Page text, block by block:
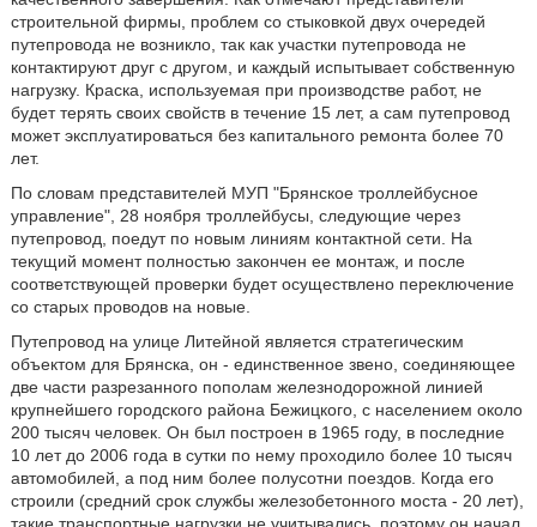
строительной фирмы, проблем со стыковкой двух очередей
путепровода не возникло, так как участки путепровода не
контактируют друг с другом, и каждый испытывает собственную
нагрузку. Краска, используемая при производстве работ, не
будет терять своих свойств в течение 15 лет, а сам путепровод
может эксплуатироваться без капитального ремонта более 70
лет.
По словам представителей МУП "Брянское троллейбусное
управление", 28 ноября троллейбусы, следующие через
путепровод, поедут по новым линиям контактной сети. На
текущий момент полностью закончен ее монтаж, и после
соответствующей проверки будет осуществлено переключение
со старых проводов на новые.
Путепровод на улице Литейной является стратегическим
объектом для Брянска, он - единственное звено, соединяющее
две части разрезанного пополам железнодорожной линией
крупнейшего городского района Бежицкого, с населением около
200 тысяч человек. Он был построен в 1965 году, в последние
10 лет до 2006 года в сутки по нему проходило более 10 тысяч
автомобилей, а под ним более полусотни поездов. Когда его
строили (средний срок службы железобетонного моста - 20 лет),